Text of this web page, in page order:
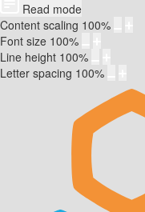
Read mode
Content scaling 100%
Font size 100%
Line height 100%
Letter spacing 100%